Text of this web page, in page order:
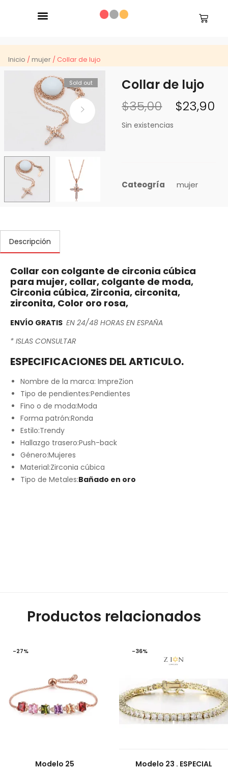
Inicio /mujer / Collar de lujo
Sold out
Collar de lujo
$35,00 $23,90
Sin existencias
Cateogría mujer
Descripción
Collar con colgante de circonia cúbica
para mujer, collar, colgante de moda,
Circonia cúbica, Zirconia, circonita,
zirconita, Color oro rosa,
ENVÍO GRATIS EN 24/48 HORAS EN ESPAÑA
* ISLAS CONSULTAR
ESPECIFICACIONES DEL ARTICULO.
Nombre de la marca: ImpreZion
Tipo de pendientes:Pendientes
Fino o de moda:Moda
Forma patrón:Ronda
Estilo:Trendy
Hallazgo trasero:Push-back
Género:Mujeres
Material:Zirconia cúbica
Tipo de Metales:Bañado en oro
Productos relacionados
-27%
Modelo 25
-36%
Modelo 23 . ESPECIAL